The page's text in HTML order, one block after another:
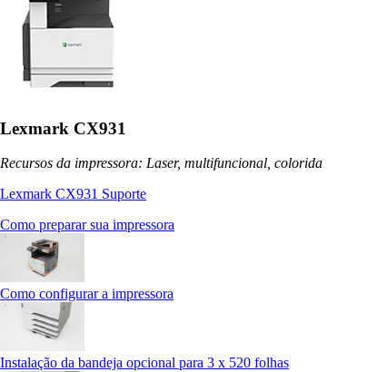
Lexmark CX931
Recursos da impressora: Laser, multifuncional, colorida
Lexmark CX931 Suporte
Como preparar sua impressora
Como configurar a impressora
Instalação da bandeja opcional para 3 x 520 folhas